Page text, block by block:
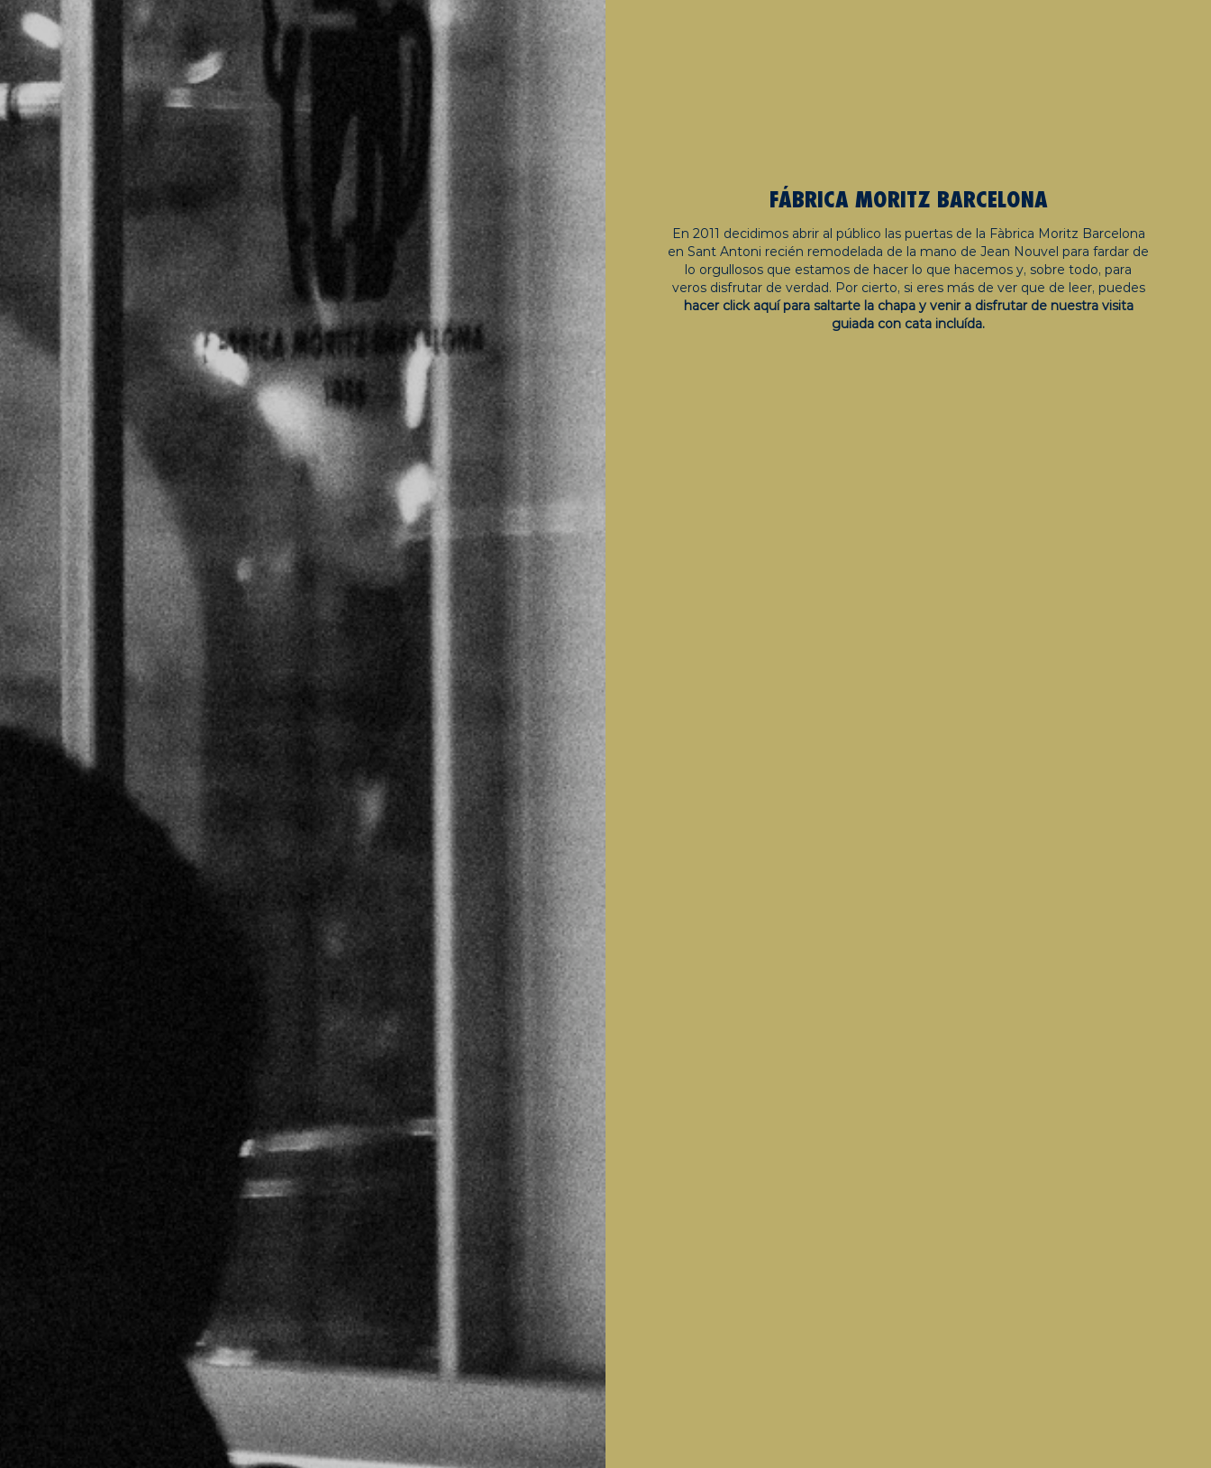
FÁBRICA MORITZ BARCELONA
En 2011 decidimos abrir al público las puertas de la Fàbrica Moritz Barcelona
en Sant Antoni recién remodelada de la mano de Jean Nouvel para fardar de
lo orgullosos que estamos de hacer lo que hacemos y, sobre todo, para
veros disfrutar de verdad. Por cierto, si eres más de ver que de leer, puedes
hacer click aquí para saltarte la chapa y venir a disfrutar de nuestra visita
guiada con cata incluída.